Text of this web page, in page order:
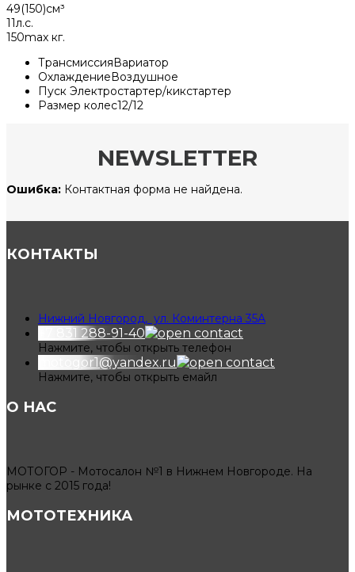
49(150)см³
11л.с.
150max кг.
ТрансмиссияВариатор
ОхлаждениеВоздушное
Пуск Электростартер/кикстартер
Размер колес12/12
NEWSLETTER
Ошибка: Контактная форма не найдена.
КОНТАКТЫ
Нижний Новгород, ул. Коминтерна 35А
+7 831 288-91-40
Нажмите, чтобы открыть телефон
motogor1@yandex.ru
Нажмите, чтобы открыть емайл
О НАС
МОТОГОР - Мотосалон №1 в Нижнем Новгороде. На
рынке с 2015 года!
МОТОТЕХНИКА